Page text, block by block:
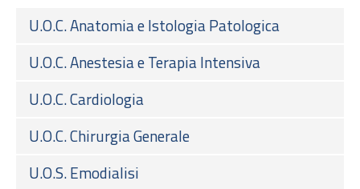
U.O.C. Anatomia e Istologia Patologica
U.O.C. Anestesia e Terapia Intensiva
U.O.C. Cardiologia
U.O.C. Chirurgia Generale
U.O.S. Emodialisi